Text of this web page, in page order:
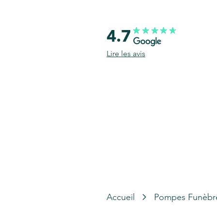
4.7
Lire les avis
Accueil Pompes